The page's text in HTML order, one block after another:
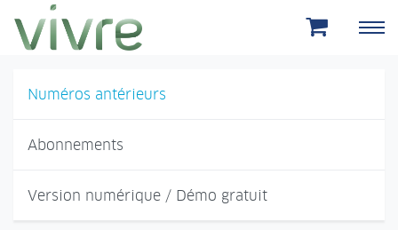
Aller au menu principal
Aller au contenu principal
Numéros antérieurs
Abonnements
Version numérique / Démo gratuit